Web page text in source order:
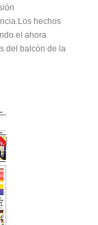
hechos
el ahora
del balcón de la